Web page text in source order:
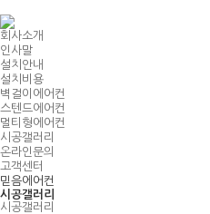
회사소개
인사말
설치안내
설치비용
벽걸이에어컨
스텐드에어컨
멀티형에어컨
시공갤러리
온라인문의
고객센터
믿음에어컨
시공갤러리
시공갤러리